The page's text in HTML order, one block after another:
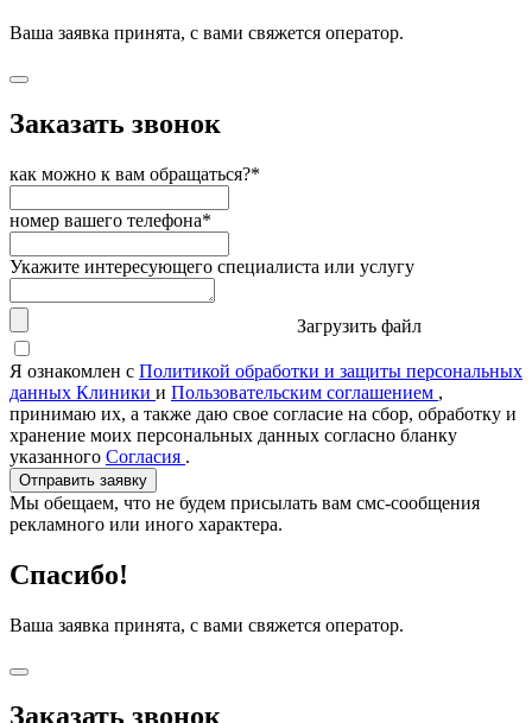
Ваша заявка принята, с вами свяжется оператор.
Заказать звонок
как можно к вам обращаться?*
номер вашего телефона*
Укажите интересующего специалиста или услугу
Загрузить файл
Я ознакомлен с Политикой обработки и защиты персональных
данных Клиники и Пользовательским соглашением ,
принимаю их, а также даю свое согласие на сбор, обработку и
хранение моих персональных данных согласно бланку
указанного Согласия .
Отправить заявку
Мы обещаем, что не будем присылать вам смс-сообщения
рекламного или иного характера.
Спасибо!
Ваша заявка принята, с вами свяжется оператор.
Заказать звонок